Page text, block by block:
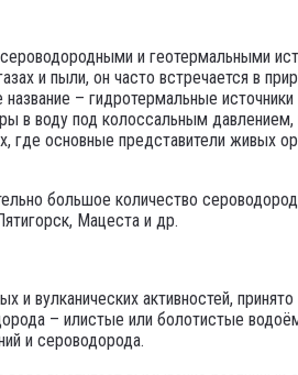
и геотермальными
и пыли, он часто встречается в
– гидротермальные
в воду под колоссальным
где основные представители живых
большое количество
Мацеста и др.
вулканических активностей,
– илистые или болотистые
и сероводорода.